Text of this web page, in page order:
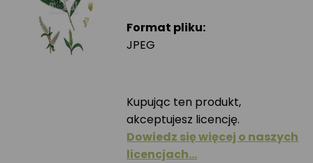
Format pliku:
JPEG
Kupując ten produkt,
akceptujesz licencję.
Dowiedz się więcej o naszych
licencjach…